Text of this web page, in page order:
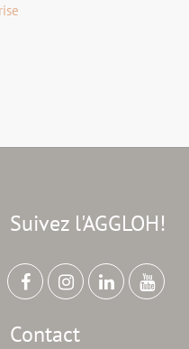
Suivez l'AGGLOH!
Contact